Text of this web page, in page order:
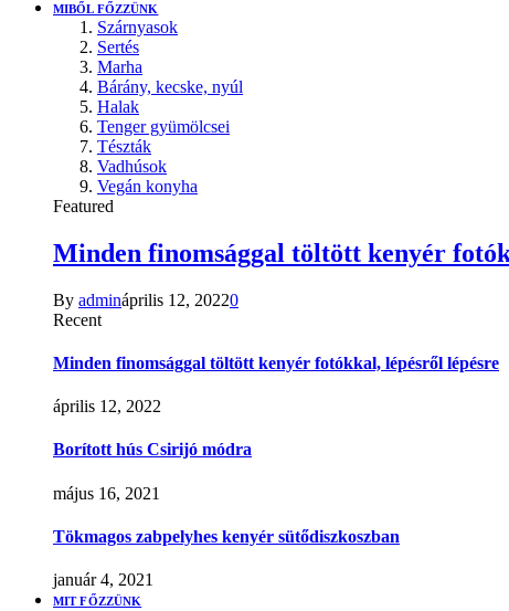
MIBŐL FŐZZÜNK
Szárnyasok
Sertés
Marha
Bárány, kecske, nyúl
Halak
Tenger gyümölcsei
Tészták
Vadhúsok
Vegán konyha
Featured
Minden finomsággal töltött kenyér
By admináprilis 12, 20220
Recent
Minden finomsággal töltött kenyér fotókkal, lépésről lépésre
április 12, 2022
Borított hús Csirijó módra
május 16, 2021
Tökmagos zabpelyhes kenyér sütődiszkoszban
január 4, 2021
MIT FŐZZÜNK